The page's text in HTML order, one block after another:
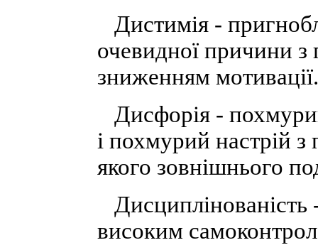
Дистимія -
очевидної причини з
зниженням мотивації.
Дисфорія -
і похмурий настрій
якого зовнішнього
Дисциплінованість
високим